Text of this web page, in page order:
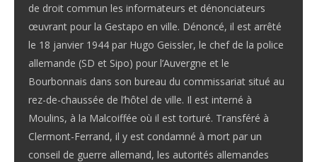
de droit commun les informateurs et dénonciateurs
œuvrant pour la Gestapo en ville. Dénoncé, il est arrêté
le 18 janvier 1944 par Hugo Geissler, le chef de la police
allemande (SD et Sipo) pour l’Auvergne et le
Bourbonnais dans son bureau du commissariat situé au
rez-de-chaussée de l’hôtel de ville. Il est interné à
Moulins, à la Malcoiffée où il est torturé. Transféré à
Clermont-Ferrand, il y est condamné à mort par un
conseil de guerre allemand, les autorités allemandes